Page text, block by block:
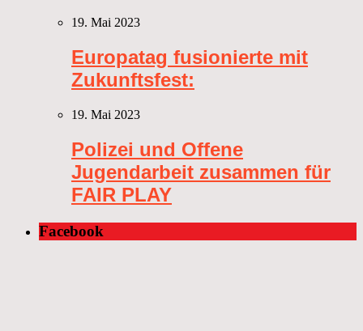
19. Mai 2023
Europatag fusionierte mit
Zukunftsfest:
19. Mai 2023
Polizei und Offene
Jugendarbeit zusammen für
FAIR PLAY
Facebook